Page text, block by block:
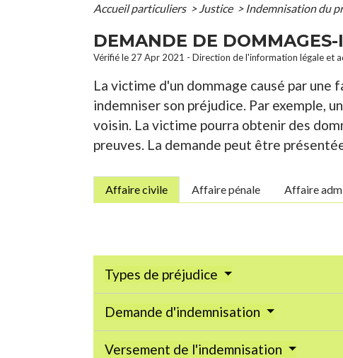
Accueil particuliers > Justice > Indemnisation du
DEMANDE DE
Vérifié le 27 Apr 2021 - Direction de l'information légale et
La victime d'un dommage causé par
indemniser son préjudice. Par exemple,
voisin. La victime pourra obtenir des
preuves. La demande peut être
Affaire civile Affaire pénale Affaire
Types de préjudice
Demande d'indemnisation
Versement de l'indemnisation